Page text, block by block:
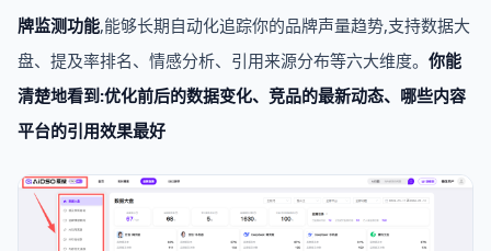
牌监测功能,能够长期自动化追踪你的品牌声量趋势,支持数据大
盘、提及率排名、情感分析、引用来源分布等六大维度。 你能
清楚地看到:优化前后的数据变化、竞品的最新动态、哪些内容
平台的引用效果最好